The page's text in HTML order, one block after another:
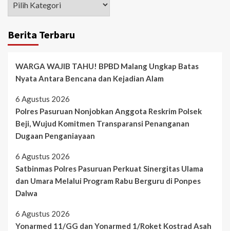
Berita Terbaru
WARGA WAJIB TAHU! BPBD Malang Ungkap Batas
Nyata Antara Bencana dan Kejadian Alam
6 Agustus 2026
Polres Pasuruan Nonjobkan Anggota Reskrim Polsek
Beji, Wujud Komitmen Transparansi Penanganan
Dugaan Penganiayaan
6 Agustus 2026
Satbinmas Polres Pasuruan Perkuat Sinergitas Ulama
dan Umara Melalui Program Rabu Berguru di Ponpes
Dalwa
6 Agustus 2026
Yonarmed 11/GG dan Yonarmed 1/Roket Kostrad Asah